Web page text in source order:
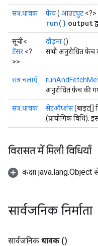
सत्र.धावक फ़ेच( आउटपुट
run() output
सूची<
टेंसर <?
>>
दौड़ना()
सभी अनुरोधित फ़ेच
सत्र.चलाएँ
अनुरोधित फ़ेच की
सत्र.धावक सेटऑप्शंस(बाइट[]
(प्रायोगिक
विरासत में मिली विधियाँ
कक्षा java.lang.Object
सार्वजनिक निर्माता
सार्वजनिक धावक ()